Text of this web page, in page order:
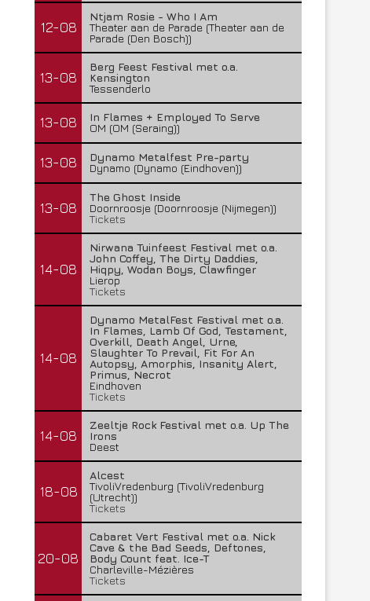
12-08
Ntjam Rosie - Who I Am
Theater aan de Parade (Theater aan de
Parade (Den Bosch))
13-08
Berg Feest Festival met o.a.
Kensington
Tessenderlo
13-08
In Flames + Employed To Serve
OM (OM (Seraing))
13-08
Dynamo Metalfest Pre-party
Dynamo (Dynamo (Eindhoven))
13-08
The Ghost Inside
Doornroosje (Doornroosje (Nijmegen))
Tickets
14-08
Nirwana Tuinfeest Festival met o.a.
John Coffey, The Dirty Daddies,
Hiqpy, Wodan Boys, Clawfinger
Lierop
Tickets
14-08
Dynamo MetalFest Festival met o.a.
In Flames, Lamb Of God, Testament,
Overkill, Death Angel, Urne,
Slaughter To Prevail, Fit For An
Autopsy, Amorphis, Insanity Alert,
Primus, Necrot
Eindhoven
Tickets
14-08
Zeeltje Rock Festival met o.a. Up The
Irons
Deest
18-08
Alcest
TivoliVredenburg (TivoliVredenburg
(Utrecht))
Tickets
20-08
Cabaret Vert Festival met o.a. Nick
Cave & the Bad Seeds, Deftones,
Body Count feat. Ice-T
Charleville-Mézières
Tickets